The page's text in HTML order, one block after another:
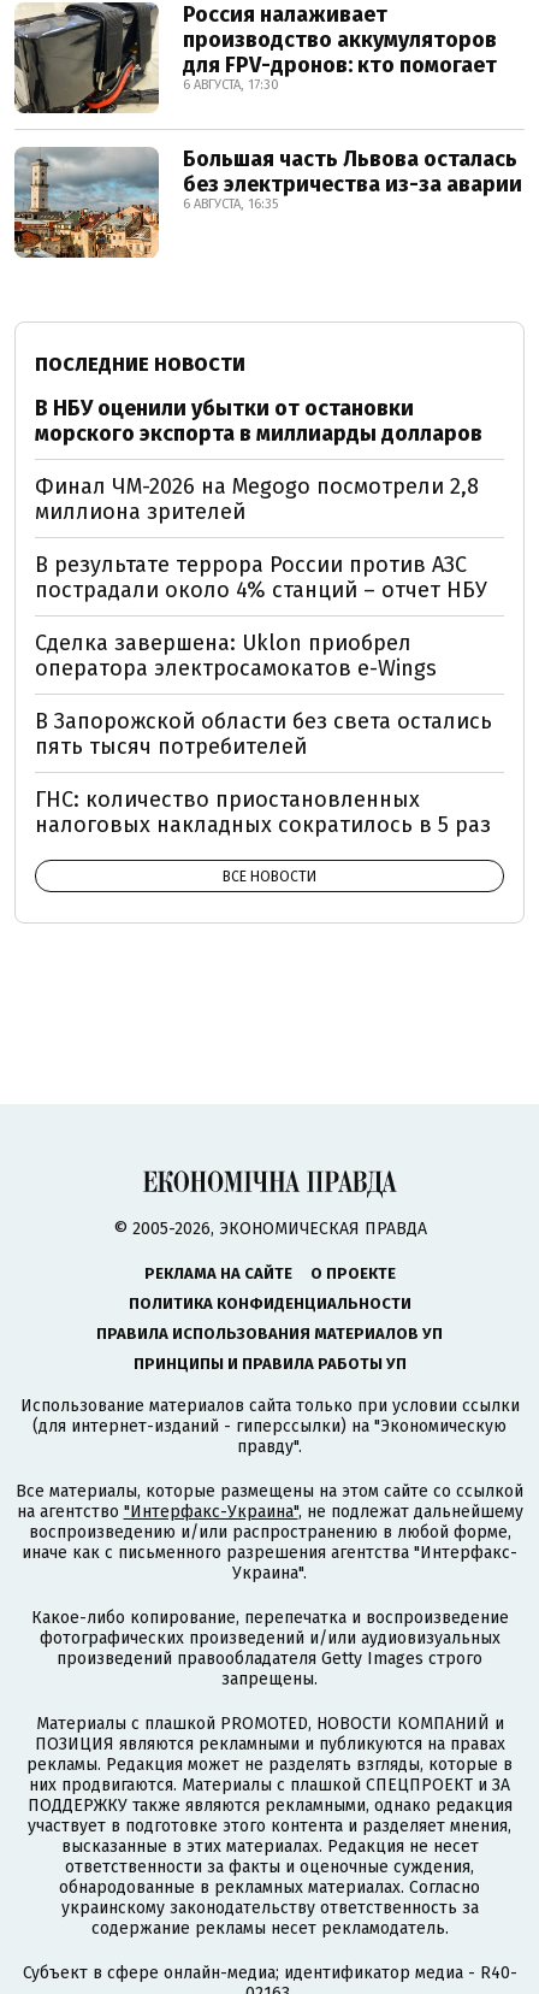
Россия налаживает
производство аккумуляторов
для FPV-дронов: кто помогает
6 АВГУСТА, 17:30
Большая часть Львова осталась
без электричества из-за аварии
6 АВГУСТА, 16:35
ПОСЛЕДНИЕ НОВОСТИ
В НБУ оценили убытки от остановки
морского экспорта в миллиарды долларов
Финал ЧМ-2026 на Megogo посмотрели 2,8
миллиона зрителей
В результате террора России против АЗС
пострадали около 4% станций – отчет НБУ
Сделка завершена: Uklon приобрел
оператора электросамокатов e-Wings
В Запорожской области без света остались
пять тысяч потребителей
ГНС: количество приостановленных
налоговых накладных сократилось в 5 раз
ВСЕ НОВОСТИ
© 2005-2026, ЭКОНОМИЧЕСКАЯ ПРАВДА
РЕКЛАМА НА САЙТЕ
О ПРОЕКТЕ
ПОЛИТИКА КОНФИДЕНЦИАЛЬНОСТИ
ПРАВИЛА ИСПОЛЬЗОВАНИЯ МАТЕРИАЛОВ УП
ПРИНЦИПЫ И ПРАВИЛА РАБОТЫ УП
Использование материалов сайта только при условии ссылки
(для интернет-изданий - гиперссылки) на "Экономическую
правду".
Все материалы, которые размещены на этом сайте со ссылкой
на агентство "Интерфакс-Украина", не подлежат дальнейшему
воспроизведению и/или распространению в любой форме,
иначе как с письменного разрешения агентства "Интерфакс-
Украина".
Какое-либо копирование, перепечатка и воспроизведение
фотографических произведений и/или аудиовизуальных
произведений правообладателя Getty Images строго
запрещены.
Материалы с плашкой PROMOTED, НОВОСТИ КОМПАНИЙ и
ПОЗИЦИЯ являются рекламными и публикуются на правах
рекламы. Редакция может не разделять взгляды, которые в
них продвигаются. Материалы с плашкой СПЕЦПРОЕКТ и ЗА
ПОДДЕРЖКУ также являются рекламными, однако редакция
участвует в подготовке этого контента и разделяет мнения,
высказанные в этих материалах. Редакция не несет
ответственности за факты и оценочные суждения,
обнародованные в рекламных материалах. Согласно
украинскому законодательству ответственность за
содержание рекламы несет рекламодатель.
Субъект в сфере онлайн-медиа; идентификатор медиа - R40-